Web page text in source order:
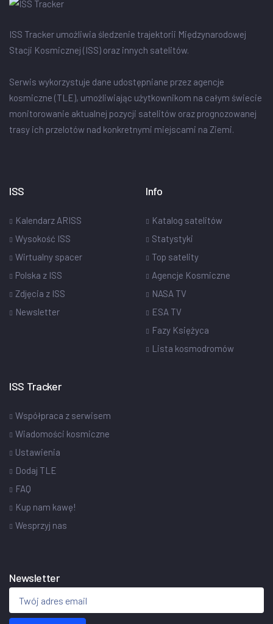
ISS Tracker umożliwia śledzenie trajektorii Międzynarodowej
Stacji Kosmicznej (ISS) oraz innych satelitów.
Serwis wykorzystuje dane udostępniane przez agencje
kosmiczne (TLE), umożliwiając użytkownikom na całym świecie
monitorowanie aktualnej pozycji satelitów oraz prognozowanej
trasy ich przelotów nad konkretnymi miejscami na Ziemi.
ISS
Kalendarz ARISS
Wysokość ISS
Wirtualny spacer
Polska z ISS
Zdjęcia z ISS
Newsletter
Info
Katalog satelitów
Statystyki
Top satelity
Agencje Kosmiczne
NASA TV
ESA TV
Fazy Księżyca
Lista kosmodromów
ISS Tracker
Współpraca z serwisem
Wiadomości kosmiczne
Ustawienia
Dodaj TLE
FAQ
Kup nam kawę!
Wesprzyj nas
Newsletter